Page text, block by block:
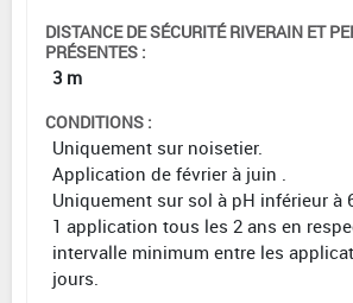
DISTANCE DE SÉCURITÉ RIVERAIN ET
PRÉSENTES :
3 m
CONDITIONS :
Uniquement sur noisetier.
Application de février à juin .
Uniquement sur sol à pH inférieur à
1 application tous les 2 ans en
intervalle minimum entre les
jours.